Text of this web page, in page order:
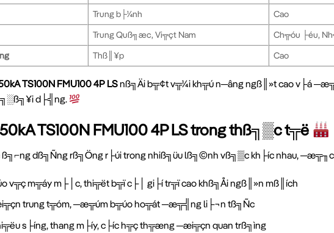
Trung b├¼nh
Cao
Trung Quß╗æc, Vi╦çt Nam
Ch╦óu ├éu,
Thß║¥p Cao
TS100N FMU100 4P LSnß╗Äi b╦¢t v╦¼i kh╦ú n─âng ngß║»t cao v├á
d├╣ng.
TS100N FMU100 4P LS trong thß╗▒c t╦ë
dß╗Ñng rß╗Öng r├úi trong nhiß╗üu lß╗©nh vß╗▒c kh├íc nhau,
v╦ç m╦áy m├│c, thi╦ët b╦ï c├│ gi├í tr╦ï cao khß╗Åi ngß║»n mß║ích
trung t╦óm, ─æ╦úm b╦úo ho╦át ─æ╦╣ng li├¬n tß╗Ñc
s├íng, thang m├íy, c├íc h╦ç th╦æng ─æi╦çn quan trß╗ìng